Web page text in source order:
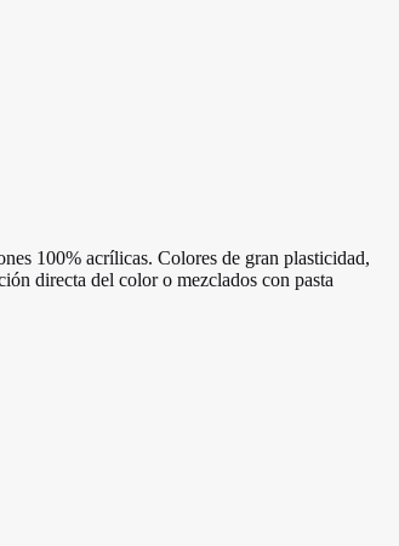
100% acrílicas. Colores de gran plasticidad,
directa del color o mezclados con pasta